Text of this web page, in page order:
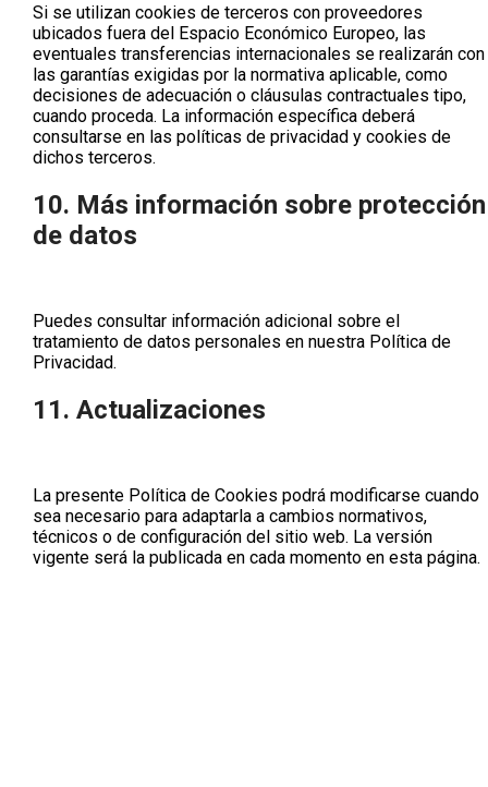
Si se utilizan cookies de terceros con proveedores
ubicados fuera del Espacio Económico Europeo, las
eventuales transferencias internacionales se realizarán con
las garantías exigidas por la normativa aplicable, como
decisiones de adecuación o cláusulas contractuales tipo,
cuando proceda. La información específica deberá
consultarse en las políticas de privacidad y cookies de
dichos terceros.
10. Más información sobre protección
de datos
Puedes consultar información adicional sobre el
tratamiento de datos personales en nuestra Política de
Privacidad.
11. Actualizaciones
La presente Política de Cookies podrá modificarse cuando
sea necesario para adaptarla a cambios normativos,
técnicos o de configuración del sitio web. La versión
vigente será la publicada en cada momento en esta página.